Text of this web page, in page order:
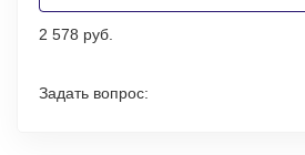
2 578 руб.
Задать вопрос: